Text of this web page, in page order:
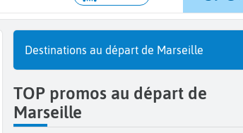
Destinations au départ de Marseille
TOP promos au départ de
Marseille